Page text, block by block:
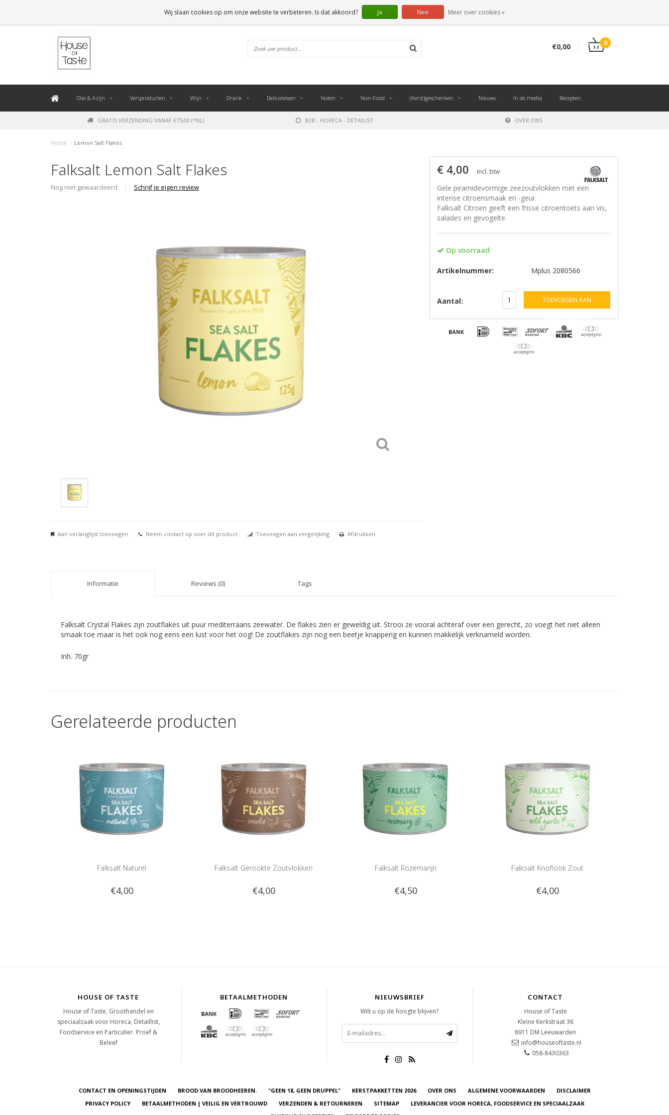
NL
€0,00 0
Olie & Azijn Versproducten Wijn Drank Delicatessen Noten Non-Food (Kerst)geschenken Nieuws In de media Recepten
GRATIS VERZENDING VANAF €75,00 (*NL) B2B - HORECA - DETAILIST OVER ONS
Home / Lemon Salt Flakes
Falksalt Lemon Salt Flakes
Nog niet gewaardeerd | Schrijf je eigen review
Aan verlanglijst toevoegen Neem contact op over dit product Toevoegen aan vergelijking Afdrukken
€ 4,00 Incl. btw
Gele piramidevormige zeezoutvlokken met een
intense citroensmaak en -geur.
Falksalt Citroen geeft een frisse citroentoets aan vis,
salades en gevogelte.
Op voorraad
Artikelnummer: Mplus 2080566
Aantal: TOEVOEGEN AAN
WINKELWAGEN
Informatie Reviews (0) Tags
Falksalt Crystal Flakes zijn zoutflakes uit puur mediterraans zeewater. De flakes zien er geweldig uit. Strooi ze vooral achteraf over een gerecht, zo voegt het niet alleen
smaak toe maar is het ook nog eens een lust voor het oog! De zoutflakes zijn nog een beetje knapperig en kunnen makkelijk verkruimeld worden.
Inh. 70gr
Gerelateerde producten
Falksalt Naturel
€4,00
Falksalt Gerookte Zoutvlokken
€4,00
Falksalt Rozemarijn
€4,50
Falksalt Knoflook Zout
€4,00
HOUSE OF TASTE
House of Taste, Groothandel en
speciaalzaak voor Horeca, Detaillist,
Foodservice en Particulier. Proef &
Beleef
BETAALMETHODEN NIEUWSBRIEF
Wilt u op de hoogte blijven?
CONTACT
House of Taste
Kleine Kerkstraat 36
8911 DM Leeuwarden
info@houseoftaste.nl
058-8430363
CONTACT EN OPENINGSTIJDEN BROOD VAN BROODHEEREN. "GEEN 18, GEEN DRUPPEL" KERSTPAKKETTEN 2026 OVER ONS ALGEMENE VOORWAARDEN
DISCLAIMER
PRIVACY POLICY
BETAALMETHODEN | VEILIG EN VERTROUWD VERZENDEN & RETOURNEREN SITEMAP
LEVERANCIER VOOR HORECA, FOODSERVICE EN SPECIAALZAAK
Wij slaan cookies op om onze website te verbeteren. Is dat akkoord? Ja Nee Meer over cookies »